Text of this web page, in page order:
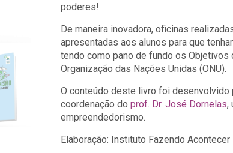
poderes!
De maneira inovadora, oficinas
apresentadas aos alunos para que
tendo como pano de fundo os
Organização das Nações Unidas (ONU).
O conteúdo deste livro foi desenvolvido
coordenação do prof. Dr. José Dornelas,
empreendedorismo.
Elaboração: Instituto Fazendo Acontecer